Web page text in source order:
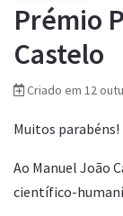
Prémio
Castelo
Criado em 12
Muitos parabéns!
Ao Manuel João
científico-